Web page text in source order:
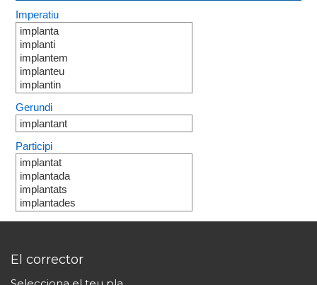
Imperatiu
implanta
implanti
implantem
implanteu
implantin
Gerundi
implantant
Participi
implantat
implantada
implantats
implantades
El corrector